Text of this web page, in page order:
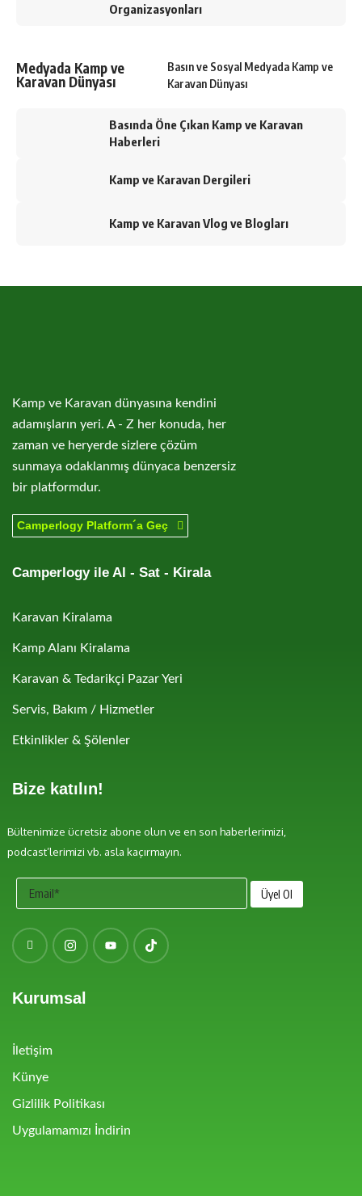
Organizasyonları
Medyada Kamp ve
Karavan Dünyası
Basın ve Sosyal Medyada Kamp ve
Karavan Dünyası
Basında Öne Çıkan Kamp ve Karavan
Haberleri
Kamp ve Karavan Dergileri
Kamp ve Karavan Vlog ve Blogları
Kamp ve Karavan dünyasına kendini
adamışların yeri. A - Z her konuda, her
zaman ve heryerde sizlere çözüm
sunmaya odaklanmış dünyaca benzersiz
bir platformdur.
Camperlogy Platform´a Geç
Camperlogy ile Al - Sat - Kirala
Karavan Kiralama
Kamp Alanı Kiralama
Karavan & Tedarikçi Pazar Yeri
Servis, Bakım / Hizmetler
Etkinlikler & Şölenler
Bize katılın!
Bültenimize ücretsiz abone olun ve en son haberlerimizi,
podcast’lerimizi vb. asla kaçırmayın.
Kurumsal
İletişim
Künye
Gizlilik Politikası
Uygulamamızı İndirin